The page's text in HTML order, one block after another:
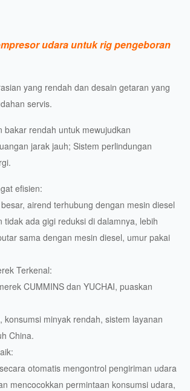
udara untuk rig pengeboran
yang rendah dan desain getaran yang
servis.
bakar rendah untuk mewujudkan
jarak jauh; Sistem perlindungan
efisien:
airend terhubung dengan mesin diesel
tidak ada gigi reduksi di dalamnya, lebih
sama dengan mesin diesel, umur pakai
Terkenal:
CUMMINS dan YUCHAI, puaskan
konsumsi minyak rendah, sistem layanan
China.
otomatis mengontrol pengiriman udara
mencocokkan permintaan konsumsi udara,